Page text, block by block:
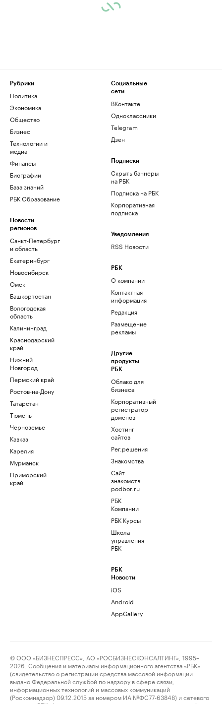
Рубрики
Политика
Экономика
Общество
Бизнес
Технологии и
медиа
Финансы
Биографии
База знаний
РБК Образование
Новости
регионов
Санкт-Петербург
и область
Екатеринбург
Новосибирск
Омск
Башкортостан
Вологодская
область
Калининград
Краснодарский
край
Нижний
Новгород
Пермский край
Ростов-на-Дону
Татарстан
Тюмень
Черноземье
Кавказ
Карелия
Мурманск
Приморский
край
Социальные
сети
ВКонтакте
Одноклассники
Telegram
Дзен
Подписки
Скрыть баннеры
на РБК
Подписка на РБК
Корпоративная
подписка
Уведомления
RSS Новости
РБК
О компании
Контактная
информация
Редакция
Размещение
рекламы
Другие
продукты
РБК
Облако для
бизнеса
Корпоративный
регистратор
доменов
Хостинг
сайтов
Рег.решения
Знакомства
Сайт
знакомств
podbor.ru
РБК
Компании
РБК Курсы
Школа
управления
РБК
РБК
Новости
iOS
Android
AppGallery
© ООО «БИЗНЕСПРЕСС», АО «РОСБИЗНЕСКОНСАЛТИНГ», 1995–
2026. Сообщения и материалы информационного агентства «РБК»
(свидетельство о регистрации средства массовой информации
выдано Федеральной службой по надзору в сфере связи,
информационных технологий и массовых коммуникаций
(Роскомнадзор) 09.12.2015 за номером ИА №ФС77-63848) и сетевого